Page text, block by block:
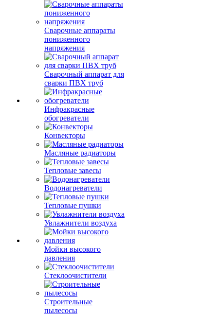
Сварочные аппараты
пониженного
напряжения
Сварочный аппарат для
сварки ПВХ труб
Инфракрасные
обогреватели
Конвекторы
Масляные радиаторы
Тепловые завесы
Водонагреватели
Тепловые пушки
Увлажнители воздуха
Мойки высокого
давления
Стеклоочистители
Строительные
пылесосы